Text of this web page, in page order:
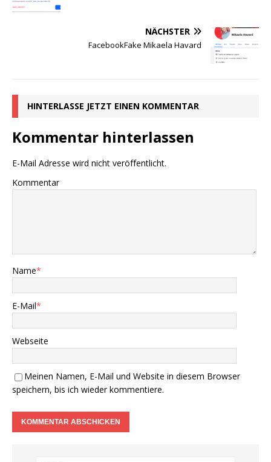
NÄCHSTER
FacebookFake Mikaela Havard
HINTERLASSE JETZT EINEN KOMMENTAR
Kommentar hinterlassen
E-Mail Adresse wird nicht veröffentlicht.
Kommentar
Name*
E-Mail*
Webseite
Meinen Namen, E-Mail und Website in diesem Browser
speichern, bis ich wieder kommentiere.